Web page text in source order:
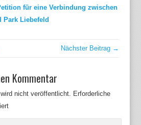
für eine Verbindung zwischen
Park Liebefeld
Nächster Beitrag →
Kommentar
nicht veröffentlicht. Erforderliche